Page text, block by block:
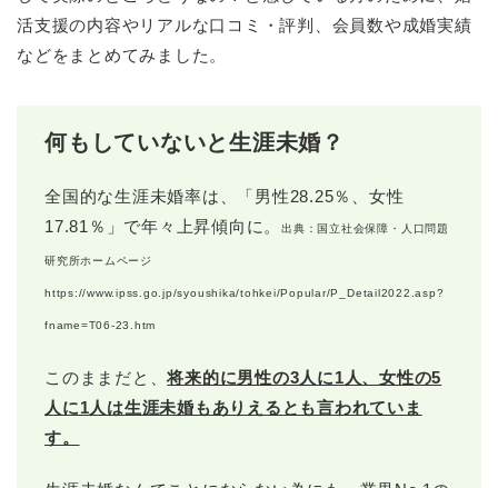
活支援の内容やリアルな口コミ・評判、会員数や成婚実績
などをまとめてみました。
何もしていないと生涯未婚？
全国的な生涯未婚率は、「男性28.25％、女性
17.81％」で年々上昇傾向に。出典：国立社会保障・人口問題
研究所ホームページ
https://www.ipss.go.jp/syoushika/tohkei/Popular/P_Detail2022.asp?
fname=T06-23.htm
このままだと、将来的に男性の3人に1人、女性の5
人に1人は生涯未婚もありえるとも言われていま
す。